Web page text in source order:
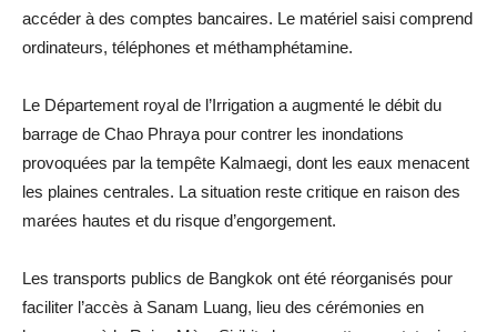
accéder à des comptes bancaires. Le matériel saisi comprend
ordinateurs, téléphones et méthamphétamine.
Le Département royal de l’Irrigation a augmenté le débit du
barrage de Chao Phraya pour contrer les inondations
provoquées par la tempête Kalmaegi, dont les eaux menacent
les plaines centrales. La situation reste critique en raison des
marées hautes et du risque d’engorgement.
Les transports publics de Bangkok ont été réorganisés pour
faciliter l’accès à Sanam Luang, lieu des cérémonies en